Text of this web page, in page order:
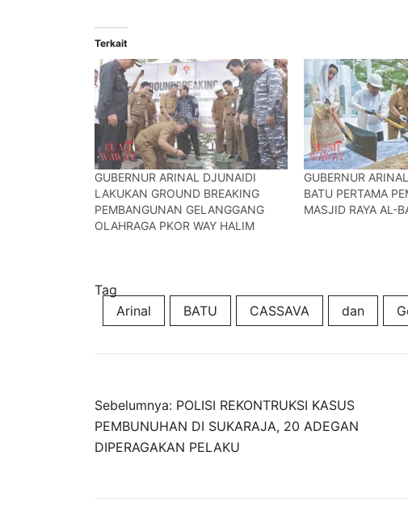
Terkait
GUBERNUR ARINAL DJUNAIDI
LAKUKAN GROUND BREAKING
PEMBANGUNAN GELANGGANG
OLAHRAGA PKOR WAY HALIM
GUBERNUR
BATU PERTAMA
MASJID RAYA AL-
Tag
Arinal
BATU CASSAVA dan
Navigasi
pos
Sebelumnya: POLISI REKONTRUKSI KASUS
PEMBUNUHAN DI SUKARAJA, 20 ADEGAN
DIPERAGAKAN PELAKU